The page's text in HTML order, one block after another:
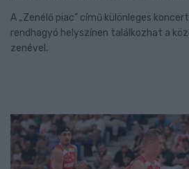
A „Zenélő piac” című különleges
rendhagyó helyszínen találkozhat a
zenével.